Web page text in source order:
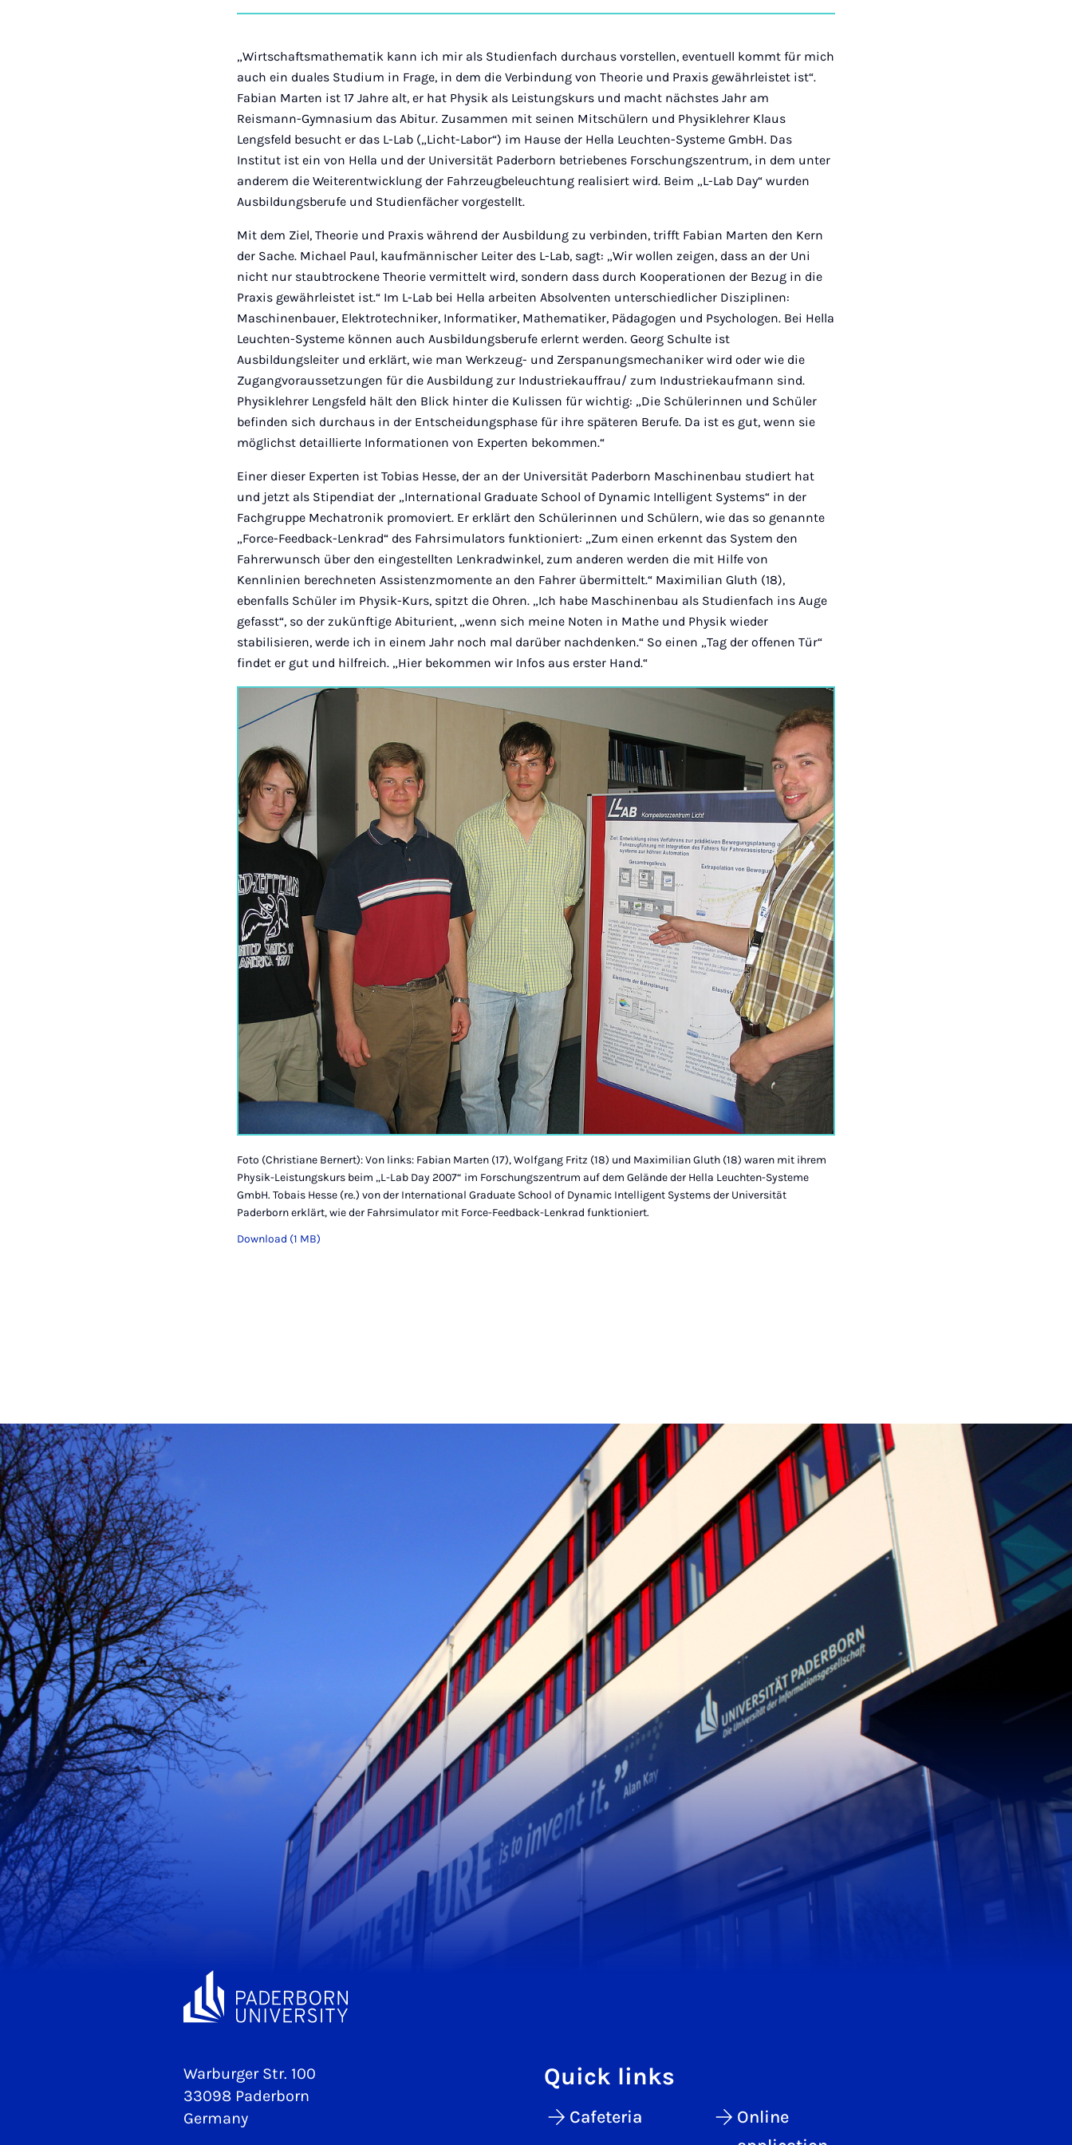
on
auf auf auf über
Mail
kopieren
„Wirtschaftsmathematik kann ich mir als Studienfach durchaus vorstellen, eventuell kommt für mich
auch ein duales Studium in Frage, in dem die Verbindung von Theorie und Praxis gewährleistet ist“.
Fabian Marten ist 17 Jahre alt, er hat Physik als Leistungskurs und macht nächstes Jahr am
Reismann-Gymnasium das Abitur. Zusammen mit seinen Mitschülern und Physiklehrer Klaus
Lengsfeld besucht er das L-Lab („Licht-Labor“) im Hause der Hella Leuchten-Systeme GmbH. Das
Institut ist ein von Hella und der Universität Paderborn betriebenes Forschungszentrum, in dem unter
anderem die Weiterentwicklung der Fahrzeugbeleuchtung realisiert wird. Beim „L-Lab Day“ wurden
Ausbildungsberufe und Studienfächer vorgestellt.
Mit dem Ziel, Theorie und Praxis während der Ausbildung zu verbinden, trifft Fabian Marten den Kern
der Sache. Michael Paul, kaufmännischer Leiter des L-Lab, sagt: „Wir wollen zeigen, dass an der Uni
nicht nur staubtrockene Theorie vermittelt wird, sondern dass durch Kooperationen der Bezug in die
Praxis gewährleistet ist.“ Im L-Lab bei Hella arbeiten Absolventen unterschiedlicher Disziplinen:
Maschinenbauer, Elektrotechniker, Informatiker, Mathematiker, Pädagogen und Psychologen. Bei Hella
Leuchten-Systeme können auch Ausbildungsberufe erlernt werden. Georg Schulte ist
Ausbildungsleiter und erklärt, wie man Werkzeug- und Zerspanungsmechaniker wird oder wie die
Zugangvoraussetzungen für die Ausbildung zur Industriekauffrau/ zum Industriekaufmann sind.
Physiklehrer Lengsfeld hält den Blick hinter die Kulissen für wichtig: „Die Schülerinnen und Schüler
befinden sich durchaus in der Entscheidungsphase für ihre späteren Berufe. Da ist es gut, wenn sie
möglichst detaillierte Informationen von Experten bekommen.“
Einer dieser Experten ist Tobias Hesse, der an der Universität Paderborn Maschinenbau studiert hat
und jetzt als Stipendiat der „International Graduate School of Dynamic Intelligent Systems“ in der
Fachgruppe Mechatronik promoviert. Er erklärt den Schülerinnen und Schülern, wie das so genannte
„Force-Feedback-Lenkrad“ des Fahrsimulators funktioniert: „Zum einen erkennt das System den
Fahrerwunsch über den eingestellten Lenkradwinkel, zum anderen werden die mit Hilfe von
Kennlinien berechneten Assistenzmomente an den Fahrer übermittelt.“ Maximilian Gluth (18),
ebenfalls Schüler im Physik-Kurs, spitzt die Ohren. „Ich habe Maschinenbau als Studienfach ins Auge
gefasst“, so der zukünftige Abiturient, „wenn sich meine Noten in Mathe und Physik wieder
stabilisieren, werde ich in einem Jahr noch mal darüber nachdenken.“ So einen „Tag der offenen Tür“
findet er gut und hilfreich. „Hier bekommen wir Infos aus erster Hand.“
Foto (Christiane Bernert): Von links: Fabian Marten (17), Wolfgang Fritz (18) und Maximilian Gluth (18) waren mit ihrem
Physik-Leistungskurs beim „L-Lab Day 2007“ im Forschungszentrum auf dem Gelände der Hella Leuchten-Systeme
GmbH. Tobais Hesse (re.) von der International Graduate School of Dynamic Intelligent Systems der Universität
Paderborn erklärt, wie der Fahrsimulator mit Force-Feedback-Lenkrad funktioniert.
Download (1 MB)
Warburger Str. 100
33098 Paderborn
Germany
Quick links
Cafeteria
Online